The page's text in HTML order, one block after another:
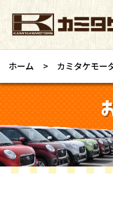
ホーム カミタケモー